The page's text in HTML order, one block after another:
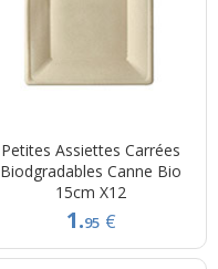
Petites Assiettes Carrées
Biodgradables Canne Bio
15cm X12
1.95 €